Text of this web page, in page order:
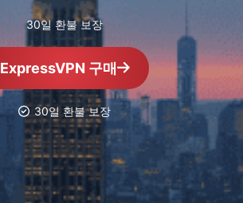
30일 환불 보장
ExpressVPN 구매
30일 환불 보장
가장 신뢰받는 VPN